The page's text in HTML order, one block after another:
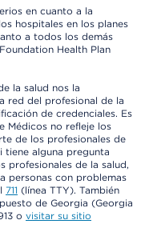
en cuanto a la
hospitales en los planes
a todos los demás
Health Plan
la salud nos la
red del profesional de la
de credenciales. Es
Médicos no refleje los
de los profesionales de
tiene alguna pregunta
profesionales de la salud,
personas con problemas
711 (línea TTY). También
de Georgia (Georgia
o visitar su sitio